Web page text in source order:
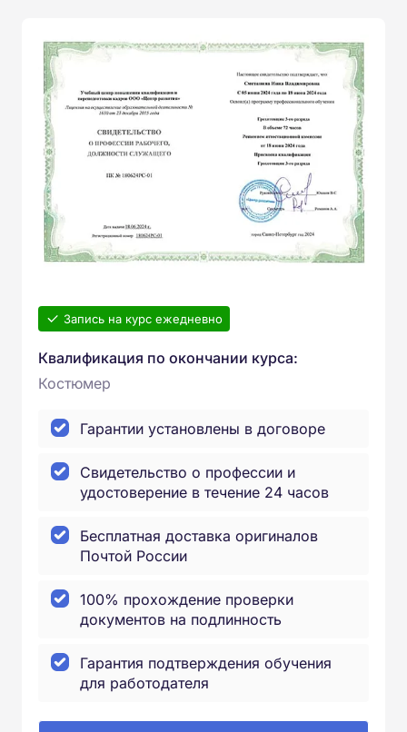
Запись на курс ежедневно
Квалификация по окончании курса:
Костюмер
Гарантии установлены в договоре
Свидетельство о профессии и
удостоверение в течение 24 часов
Бесплатная доставка оригиналов
Почтой России
100% прохождение проверки
документов на подлинность
Гарантия подтверждения обучения
для работодателя